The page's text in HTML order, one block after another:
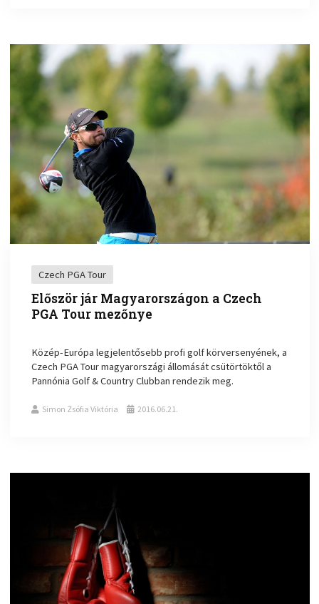
Czech PGA Tour
Először jár Magyarországon a Czech
PGA Tour mezőnye
Közép-Európa legjelentősebb profi golf körversenyének, a
Czech PGA Tour magyarországi állomását csütörtöktől a
Pannónia Golf & Country Clubban rendezik meg.
Simon Zsófia Viktória 2016.06.21.